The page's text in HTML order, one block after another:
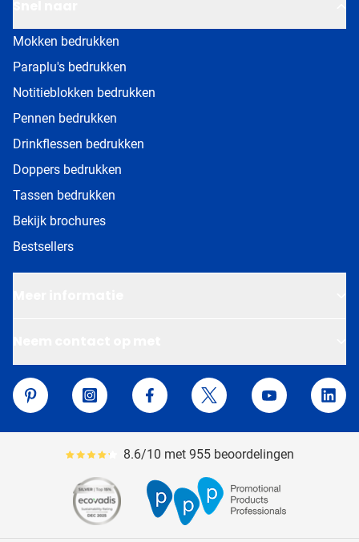
Mokken bedrukken
Paraplu's bedrukken
Notitieblokken bedrukken
Pennen bedrukken
Drinkflessen bedrukken
Doppers bedrukken
Tassen bedrukken
Bekijk brochures
Bestsellers
Van Helden Relatiegeschenken
Pinterest
Instagram Facebook Twitter YouTube
Gemiddeld reviewpercentage is 86
8.6/10 met 955 beoordelingen